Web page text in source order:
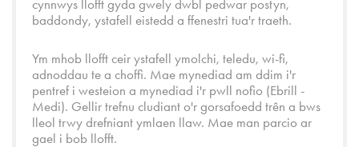
cynnwys llofft gyda gwely dwbl pedwar postyn,
baddondy, ystafell eistedd a ffenestri tua'r traeth.
Ym mhob llofft ceir ystafell ymolchi, teledu, wi-fi,
adnoddau te a choffi. Mae mynediad am ddim i'r
pentref i westeion a mynediad i'r pwll nofio (Ebrill -
Medi). Gellir trefnu cludiant o'r gorsafoedd trên a bws
lleol trwy drefniant ymlaen llaw. Mae man parcio ar
gael i bob llofft.